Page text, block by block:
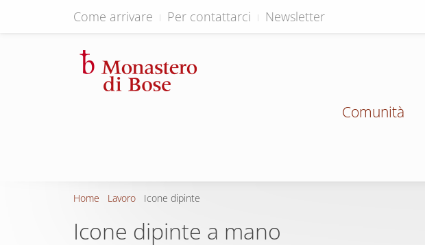
Come arrivare Per contattarci Newsletter
Comunità
Home Lavoro Icone dipinte
Icone dipinte a mano